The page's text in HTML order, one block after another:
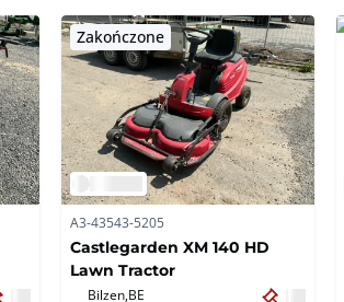
Zakończone
A3-43543-5205
Castlegarden XM 140 HD
Lawn Tractor
Bilzen, BE